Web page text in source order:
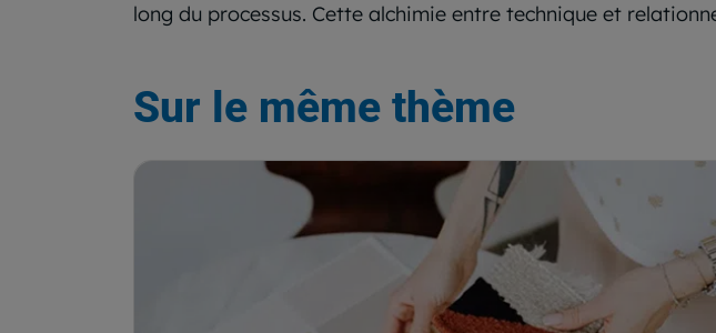
long du processus. Cette alchimie entre technique et
Sur le même thème